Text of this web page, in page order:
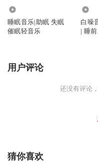
睡眠音乐|助眠 失眠
催眠轻音乐
白噪
| 睡
用户评论
还没有评论
猜你喜欢